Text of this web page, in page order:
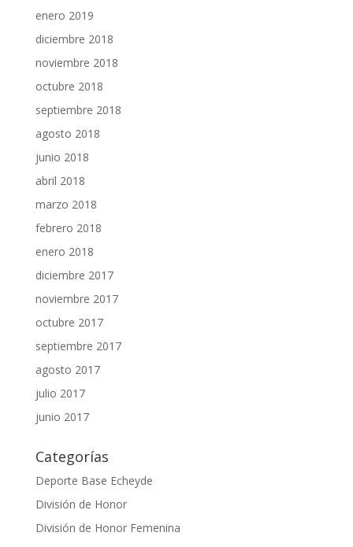
enero 2019
diciembre 2018
noviembre 2018
octubre 2018
septiembre 2018
agosto 2018
junio 2018
abril 2018
marzo 2018
febrero 2018
enero 2018
diciembre 2017
noviembre 2017
octubre 2017
septiembre 2017
agosto 2017
julio 2017
junio 2017
Categorías
Deporte Base Echeyde
División de Honor
División de Honor Femenina